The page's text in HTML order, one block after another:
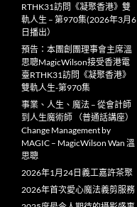
RTHK31訪問《凝聚香港》雙
軌人生 – 第970集(2026年3月6
日播出）
預告：本團創團理事會主席溫
思聰MagicWilson接受香港電
臺RTHK31訪問《凝聚香港》
雙軌人生-第970集
事業、人生、魔法 – 從會計師
到人生魔術師 （普通話講座）
Change Management by
MAGIC – MagicWilson Wan 溫
思聰
2026年1月24日義工嘉許茶聚
2026年首次愛心魔法義剪服務